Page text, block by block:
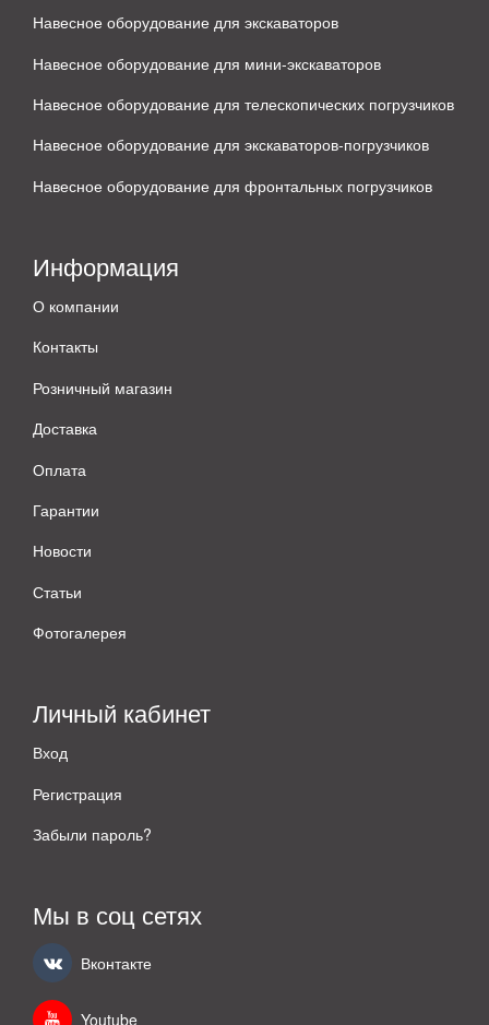
Навесное оборудование для экскаваторов
Навесное оборудование для мини-экскаваторов
Навесное оборудование для телескопических погрузчиков
Навесное оборудование для экскаваторов-погрузчиков
Навесное оборудование для фронтальных погрузчиков
Информация
О компании
Контакты
Розничный магазин
Доставка
Оплата
Гарантии
Новости
Статьи
Фотогалерея
Личный кабинет
Вход
Регистрация
Забыли пароль?
Мы в соц сетях
Вконтакте
Youtube